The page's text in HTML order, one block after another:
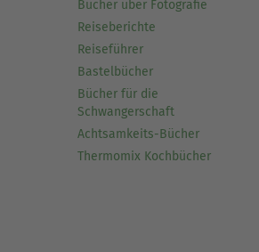
Bücher über Fotografie
Reiseberichte
Reiseführer
Bastelbücher
Bücher für die
Schwangerschaft
Achtsamkeits-Bücher
Thermomix Kochbücher